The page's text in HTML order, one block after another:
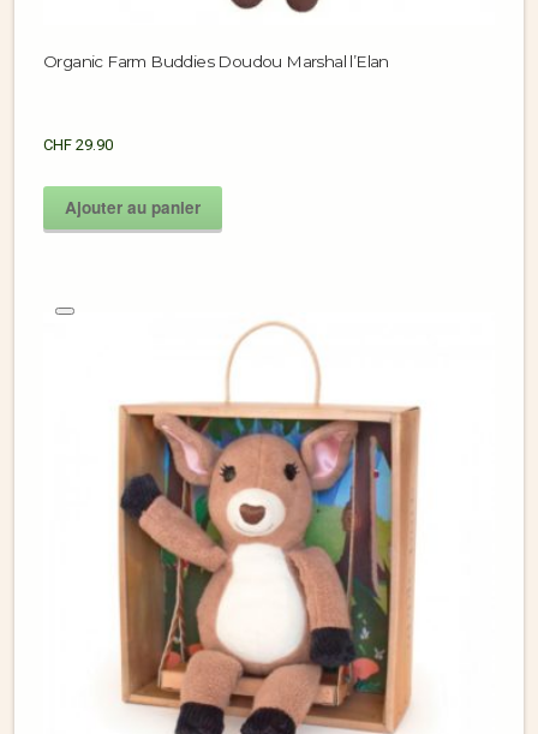
Organic Farm Buddies Doudou Marshal l’Elan
CHF 29.90
Ajouter au panier